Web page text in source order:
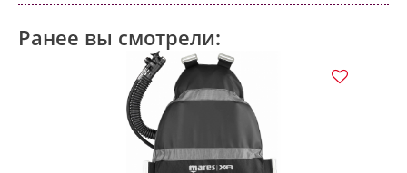
Ранее вы смотрели: